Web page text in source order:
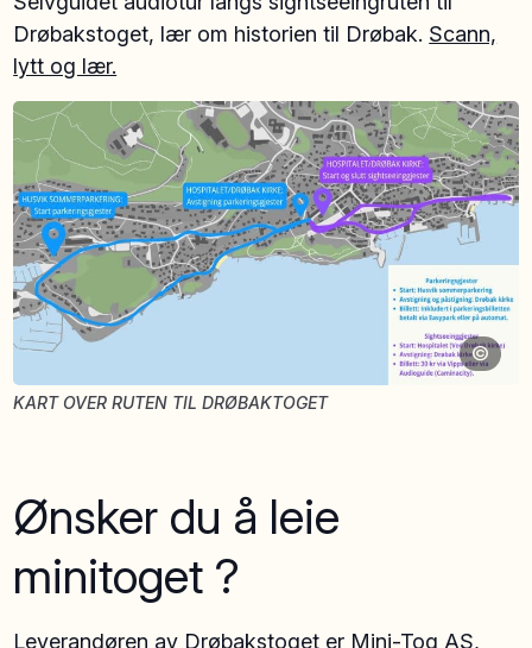
Drøbakstoget, lær om historien til Drøbak. Scann,
lytt og lær.
KART OVER RUTEN TIL DRØBAKTOGET
©
Ønsker du å leie
minitoget ?
Leverandøren av Drøbakstoget er Mini-Tog AS,